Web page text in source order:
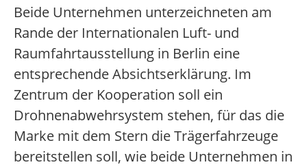
Beide Unternehmen unterzeichneten am
Rande der Internationalen Luft- und
Raumfahrtausstellung in Berlin eine
entsprechende Absichtserklärung. Im
Zentrum der Kooperation soll ein
Drohnenabwehrsystem stehen, für das die
Marke mit dem Stern die Trägerfahrzeuge
bereitstellen soll, wie beide Unternehmen in